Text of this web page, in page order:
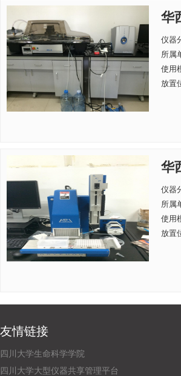
华
仪器
所属
使用
放置
华
仪器
所属
使用
放置
友情链接
四川大学生命科学学院
四川大学大型仪器共享管理平台